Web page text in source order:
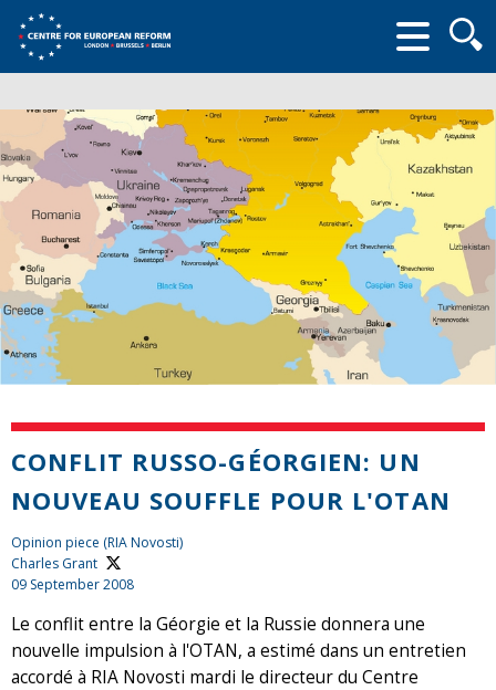
form
CONFLIT RUSSO-GÉORGIEN: UN
NOUVEAU SOUFFLE POUR L'OTAN
Opinion piece (RIA Novosti)
Charles Grant
09 September 2008
Le conflit entre la Géorgie et la Russie donnera une
nouvelle impulsion à l'OTAN, a estimé dans un entretien
accordé à RIA Novosti mardi le directeur du Centre